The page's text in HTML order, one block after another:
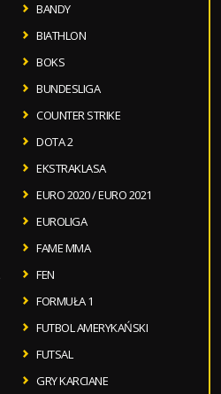
BANDY
BIATHLON
BOKS
BUNDESLIGA
COUNTER STRIKE
DOTA 2
EKSTRAKLASA
EURO 2020 / EURO 2021
EUROLIGA
FAME MMA
FEN
FORMUŁA 1
FUTBOL AMERYKAŃSKI
FUTSAL
GRY KARCIANE